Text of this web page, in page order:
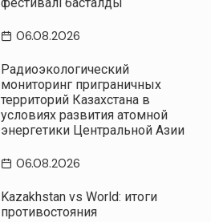
06.08.2026
Радиоэкологический
мониторинг приграничных
территорий Казахстана в
условиях развития атомной
энергетики Центральной Азии
06.08.2026
Kazakhstan vs World: итоги
противостояния